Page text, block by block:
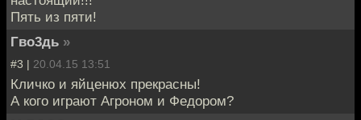
Пять из пяти!
Гво3дь »
#3 | 20.04.15 13:51
Кличко и яйценюх прекрасны!
А кого играют Агроном и Федором?